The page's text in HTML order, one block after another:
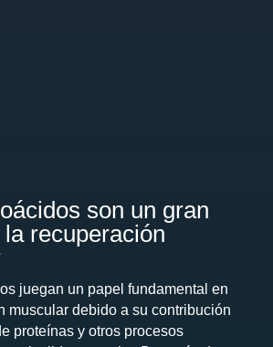
son un gran
recuperación
juegan un papel fundamental en
muscular debido a su contribución
proteínas y otros procesos